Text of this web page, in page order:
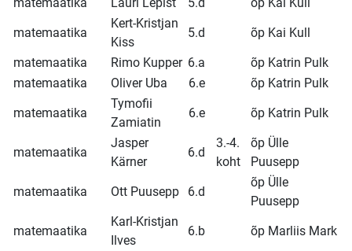
matemaatika Lauri Lepist 5.d
õp Kai Kull
matemaatika
Kert-Kristjan
Kiss
5.d
õp Kai Kull
matemaatika
Rimo Kupper 6.a
õp Katrin Pulk
matemaatika
Oliver Uba 6.e
õp Katrin Pulk
matemaatika
Tymofii
Zamiatin
6.e õp Katrin Pulk
matemaatika
Jasper
Kärner
6.d
3.-4.
koht
õp Ülle
Puusepp
matemaatika
Ott Puusepp 6.d
õp Ülle
Puusepp
matemaatika
Karl-Kristjan
Ilves
6.b
õp Marliis Mark